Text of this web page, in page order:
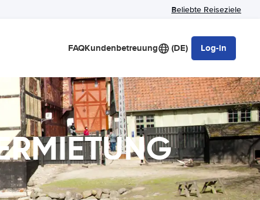
Beliebte Reiseziele
FAQKundenbetreuung (DE) Log-in